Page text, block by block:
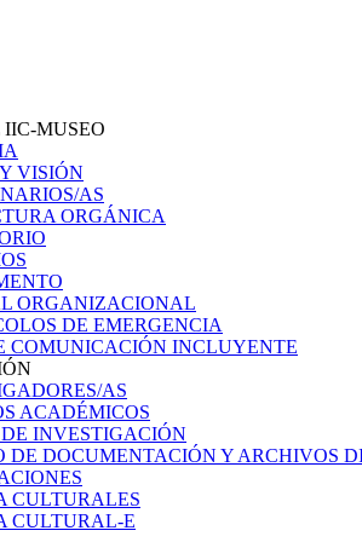
MUSEO
VISIÓN
AS
ORGÁNICA
ORGANIZACIONAL
DE EMERGENCIA
COMUNICACIÓN INCLUYENTE
AS
ACADÉMICOS
INVESTIGACIÓN
DE DOCUMENTACIÓN Y ARCHIVOS
CULTURALES
CULTURAL-E